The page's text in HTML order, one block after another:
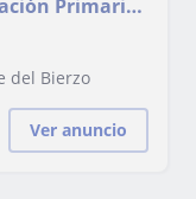
Primaria
lenguaje
Discalculia,
del Bierzo
Ver anuncio